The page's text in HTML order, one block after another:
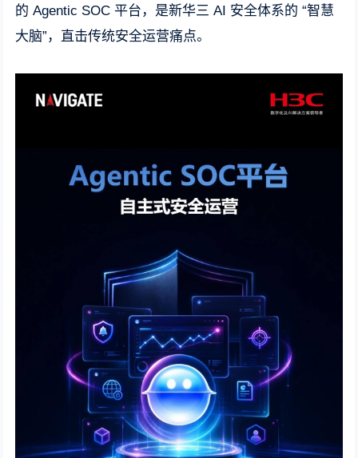
的 Agentic SOC 平台，是新华三 AI 安全体系的 “智慧
大脑”，直击传统安全运营痛点。